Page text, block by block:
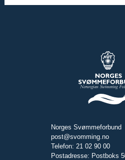
Norges Svømmeforbund
post@svomming.no
Telefon: 21 02 90 00
Postadresse: Postboks